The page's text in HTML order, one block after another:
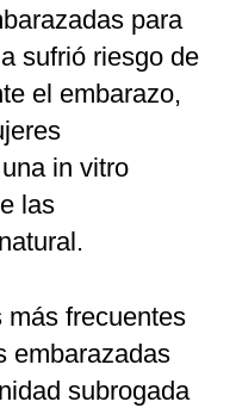
para
sufrió riesgo de
el embarazo,
in vitro
las
más frecuentes
embarazadas
subrogada